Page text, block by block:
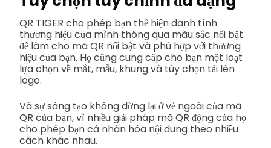
QR TIGER cho phép bạn thể hiện danh tính
thương hiệu của mình thông qua màu sắc nổi bật
để làm cho mã QR nổi bật và phù hợp với thương
hiệu của bạn. Họ cũng cung cấp cho bạn một loạt
lựa chọn về mắt, mẫu, khung và tùy chọn tải lên
logo.
Và sự sáng tạo không dừng lại ở vẻ ngoài của mã
QR của bạn, vì nhiều giải pháp mã QR động của họ
cho phép bạn cá nhân hóa nội dung theo nhiều
cách khác nhau.